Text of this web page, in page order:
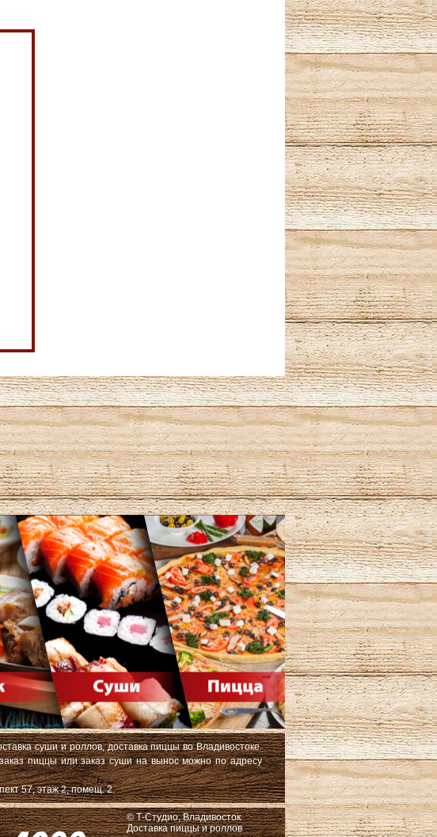
суши и роллов, доставка пиццы во Владивостоке.
пиццы или заказ суши на вынос можно по адресу
57, этаж 2, помещ. 2.
© Т-Студио, Владивосток
Доставка пиццы и роллов